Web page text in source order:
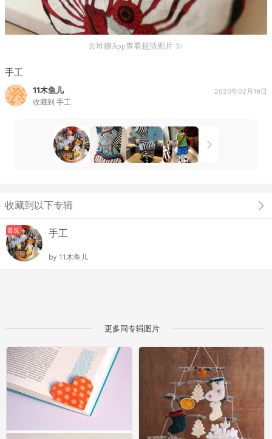
去堆糖App查看超清图片
手工
11木鱼儿
收藏到 手工
2020年02月19日
收藏到以下专辑
首发 手工
by 11木鱼儿
更多同专辑图片